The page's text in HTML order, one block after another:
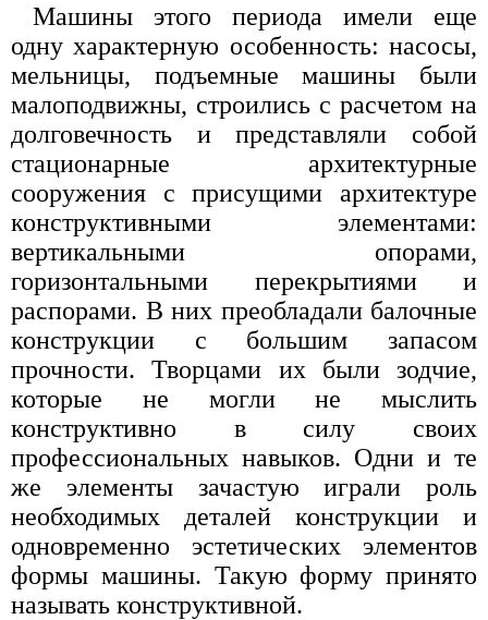
Машины этого периода имели еще
одну характерную особенность: насосы,
мельницы, подъемные машины были
малоподвижны, строились с расчетом на
долговечность и представляли собой
стационарные архитектурные
сооружения с присущими архитектуре
конструктивными элементами:
вертикальными опорами,
горизонтальными перекрытиями и
распорами. В них преобладали балочные
конструкции с большим запасом
прочности. Творцами их были зодчие,
которые не могли не мыслить
конструктивно в силу своих
профессиональных навыков. Одни и те
же элементы зачастую играли роль
необходимых деталей конструкции и
одновременно эстетических элементов
формы машины. Такую форму принято
называть конструктивной.